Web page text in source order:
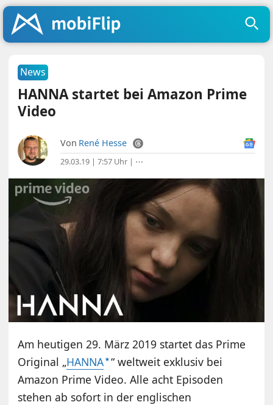
News
HANNA startet bei Amazon Prime
Video
Von René Hesse
29.03.19 | 7:57 Uhr | ⋯
Am heutigen 29. März 2019 startet das Prime
Original „HANNA “ weltweit exklusiv bei
Amazon Prime Video. Alle acht Episoden
stehen ab sofort in der englischen